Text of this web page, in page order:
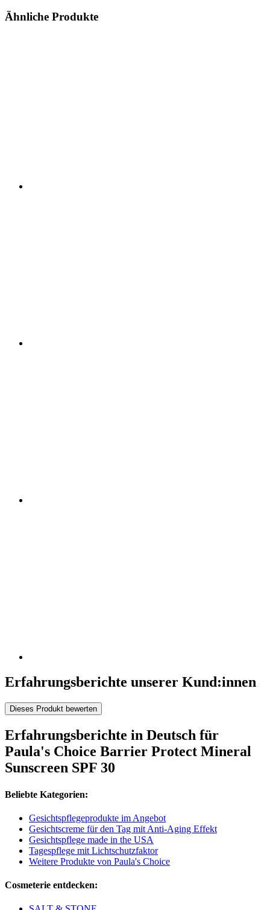
Ähnliche Produkte
Erfahrungsberichte unserer Kund:innen
Dieses Produkt bewerten
Erfahrungsberichte in Deutsch für
Paula's Choice Barrier Protect Mineral
Sunscreen SPF 30
Beliebte Kategorien:
Gesichtspflegeprodukte im Angebot
Gesichtscreme für den Tag mit Anti-Aging Effekt
Gesichtspflege made in the USA
Tagespflege mit Lichtschutzfaktor
Weitere Produkte von Paula's Choice
Cosmeterie entdecken: